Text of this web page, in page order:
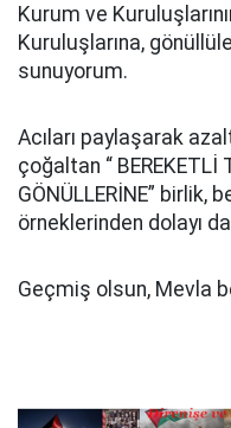
Kurum ve
Kuruluşlarına,
sunuyorum.
Acıları paylaşarak
çoğaltan “ BEREKETLİ
GÖNÜLLERİNE” birlik,
örneklerinden dolayı
Geçmiş olsun, Mevla